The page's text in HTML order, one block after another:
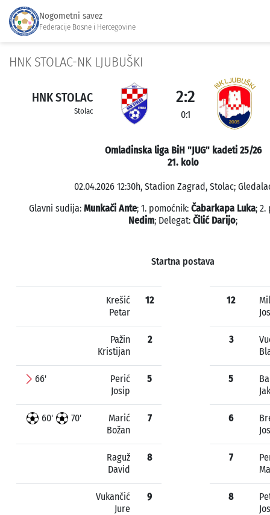
Nogometni savez
Federacije Bosne i Hercegovine
HNK STOLAC-NK LJUBUŠKI
HNK STOLAC
Stolac
2:2
0:1
Omladinska liga BiH "JUG" kadeti 25/26
21. kolo
02.04.2026 12:30h, Stadion Zagrad, Stolac;
Glavni sudija: Munkači Ante; 1. pomoćnik: Čabarkapa Luka; 2.
Nedim; Delegat: Čilić Darijo;
Startna postava
Krešić
Petar
12
Pažin
Kristijan
2
66'
Perić
Josip
5
60' 70'
Marić
Božan
7
Raguž
David
8
Vukančić
Jure
9
12
3
5
6
7
8